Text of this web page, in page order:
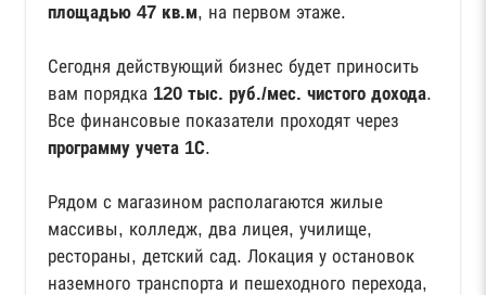
площадью 47 кв.м, на первом этаже.
Сегодня действующий бизнес будет приносить
вам порядка 120 тыс. руб./мес. чистого дохода.
Все финансовые показатели проходят через
программу учета 1С.
Рядом с магазином располагаются жилые
массивы, колледж, два лицея, училище,
рестораны, детский сад. Локация у остановок
наземного транспорта и пешеходного перехода,